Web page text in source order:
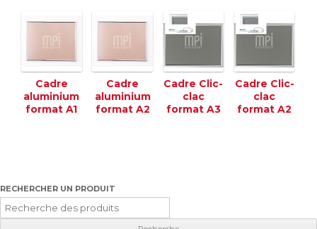
Cadre
aluminium
format A1
Cadre
aluminium
format A2
Cadre Clic-
clac
format A3
Cadre Clic-
clac
format A2
RECHERCHER UN PRODUIT
Recherche
pour
: